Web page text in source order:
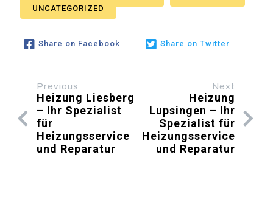
UNCATEGORIZED
Share on Facebook Share on Twitter
Previous
Heizung Liesberg
– Ihr Spezialist
für
Heizungsservice
und Reparatur
Next
Heizung
Lupsingen – Ihr
Spezialist für
Heizungsservice
und Reparatur